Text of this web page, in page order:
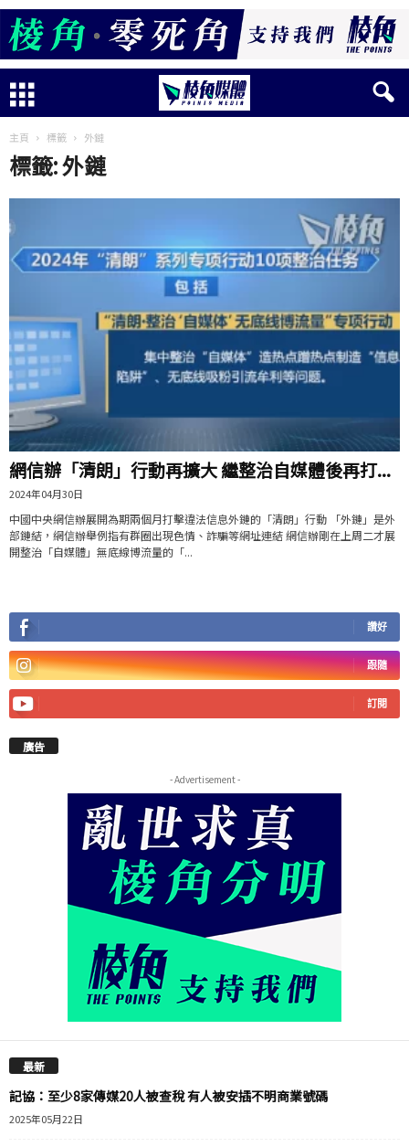
主頁 標籤 外鏈
標籤: 外鏈
網信辦「清朗」行動再擴大 繼整治自媒體後再打...
2024年04月30日
中國中央網信辦展開為期兩個月打擊違法信息外鏈的「清朗」行動 「外鏈」是外
部鏈結，網信辦舉例指有群圈出現色情、詐騙等網址連結 網信辦剛在上周二才展
開整治「自媒體」無底線博流量的「...
讚好
跟隨
訂閱
廣告
- Advertisement -
最新
記協：至少8家傳媒20人被查稅 有人被安插不明商業號碼
2025年05月22日